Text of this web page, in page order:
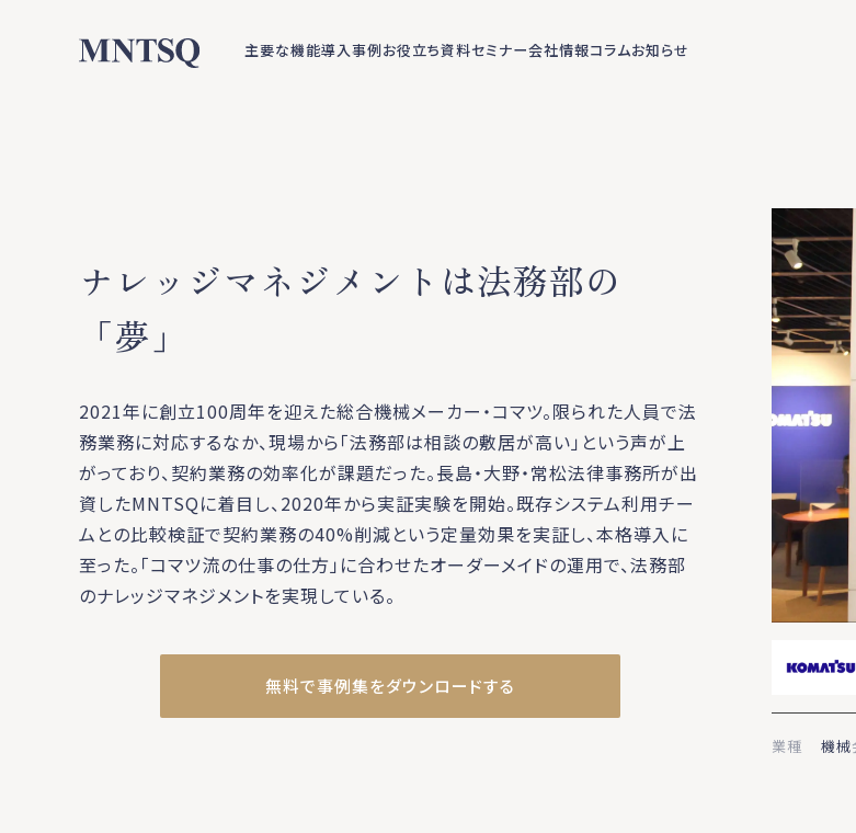
主要な機能導入事例お役立ち資料セミナー会社情報コラムお知らせ
ナレッジマネジメントは法務部の
「夢」
2021年に創立100周年を迎えた総合機械メーカー・コマツ。限られた人員で法
務業務に対応するなか、現場から「法務部は相談の敷居が高い」という声が上
がっており、契約業務の効率化が課題だった。長島・大野・常松法律事務所が出
資したMNTSQに着目し、2020年から実証実験を開始。既存システム利用チー
ムとの比較検証で契約業務の40%削減という定量効果を実証し、本格導入に
至った。「コマツ流の仕事の仕方」に合わせたオーダーメイドの運用で、法務部
のナレッジマネジメントを実現している。
無料で事例集をダウンロードする
業種 機械